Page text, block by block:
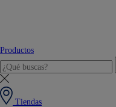
Productos
Tiendas